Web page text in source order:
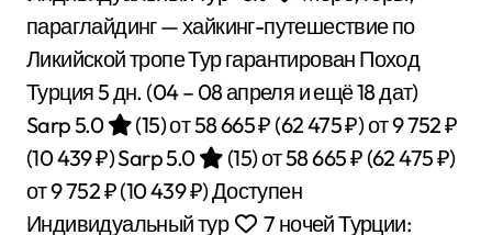
параглайдинг — хайкинг-путешествие по
Ликийской тропе Тур гарантирован Поход
Турция5 дн. (04 – 08 апреля и ещё 18 дат)
Sarp 5.0
(15)от 58 665 ₽ (62 475 ₽)от 9 752 ₽
(10 439 ₽)Sarp 5.0 (15)от 58 665 ₽ (62 475 ₽)
от 9 752 ₽(10 439 ₽)Доступен
Индивидуальный тур
7 ночей Турции: